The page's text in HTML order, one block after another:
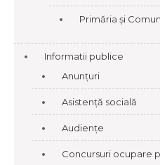
Primăria și
Informatii publice
Anunțuri
Asistență socială
Audiențe
Concursuri ocupare